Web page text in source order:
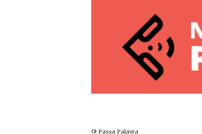
©Passa Palavra